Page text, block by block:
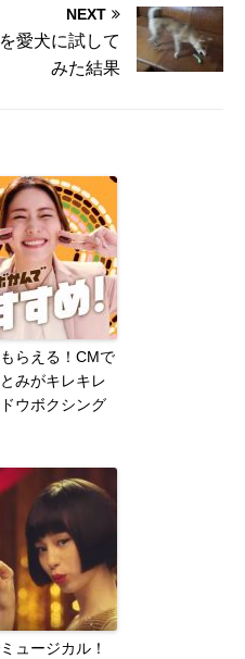
NEXT
愛犬に試して
みた結果
らえる！CMで
みがキレキレ
ウボクシング
ュージカル！